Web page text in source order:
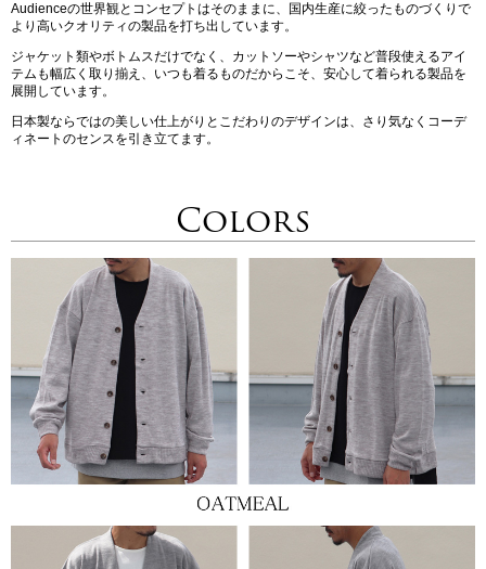
Audienceの世界観とコンセプトはそのままに、国内生産に絞ったものづくりで
より高いクオリティの製品を打ち出しています。
ジャケット類やボトムスだけでなく、カットソーやシャツなど普段使えるアイ
テムも幅広く取り揃え、いつも着るものだからこそ、安心して着られる製品を
展開しています。
日本製ならではの美しい仕上がりとこだわりのデザインは、さり気なくコーデ
ィネートのセンスを引き立てます。
Colors